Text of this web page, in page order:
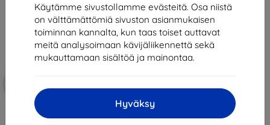
Käytämme sivustollamme evästeitä. Osa niistä
on välttämättömiä sivuston asianmukaisen
toiminnan kannalta, kun taas toiset auttavat
meitä analysoimaan kävijäliikennettä sekä
mukauttamaan sisältöä ja mainontaa.
Hyväksy
kupongilla
PanzerGlass Samsung Galaxy